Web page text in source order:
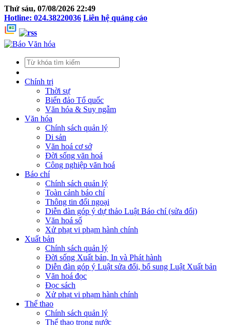
Thứ sáu, 07/08/2026 22:49
Hotline: 024.38220036 Liên hệ quảng cáo
Chính trị
Thời sự
Biển đảo Tổ quốc
Văn hóa & Suy ngẫm
Văn hóa
Chính sách quản lý
Di sản
Văn hoá cơ sở
Đời sống văn hoá
Công nghiệp văn hoá
Báo chí
Chính sách quản lý
Toàn cảnh báo chí
Thông tin đối ngoại
Diễn đàn góp ý dự thảo Luật Báo chí (sửa đổi)
Văn hoá số
Xử phạt vi phạm hành chính
Xuất bản
Chính sách quản lý
Đời sống Xuất bản, In và Phát hành
Diễn đàn góp ý Luật sửa đổi, bổ sung Luật Xuất bản
Văn hoá đọc
Đọc sách
Xử phạt vi phạm hành chính
Thể thao
Chính sách quản lý
Thể thao trong nước